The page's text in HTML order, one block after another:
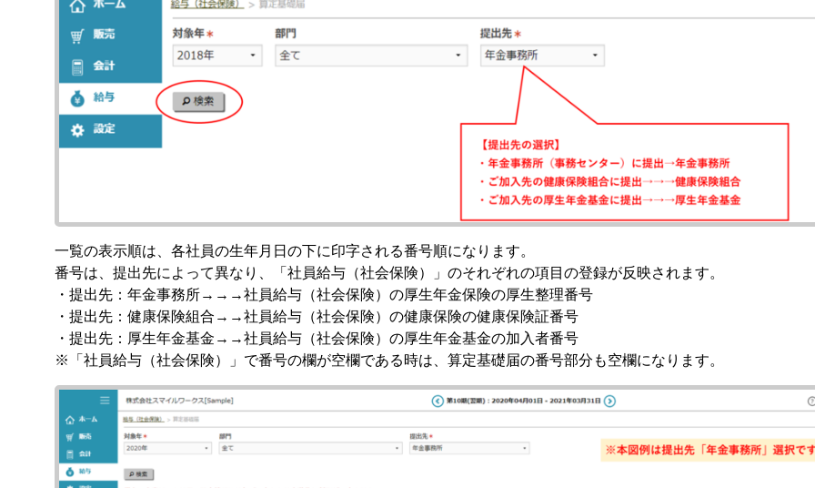
一覧の表示順は、各社員の生年月日の下に印字される番号順になります。
番号は、提出先によって異なり、「社員給与（社会保険）」のそれぞれの項目の登録が反映されます。
・提出先：年金事務所→→→社員給与（社会保険）の厚生年金保険の厚生整理番号
・提出先：健康保険組合→→社員給与（社会保険）の健康保険の健康保険証番号
・提出先：厚生年金基金→→社員給与（社会保険）の厚生年金基金の加入者番号
※「社員給与（社会保険）」で番号の欄が空欄である時は、算定基礎届の番号部分も空欄になります。